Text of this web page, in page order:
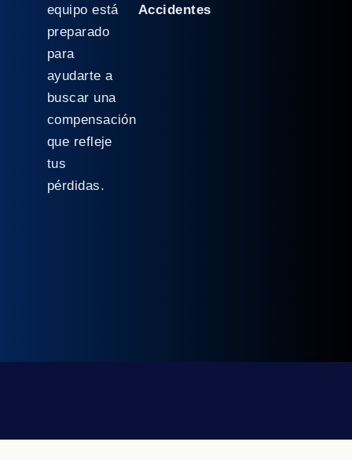
equipo está
preparado
para
ayudarte a
buscar una
compensación
que refleje
tus
pérdidas.
Accidentes